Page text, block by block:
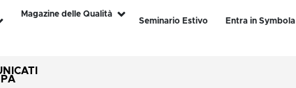
Magazine delle Qualità
Seminario Estivo
Entra in Symbola